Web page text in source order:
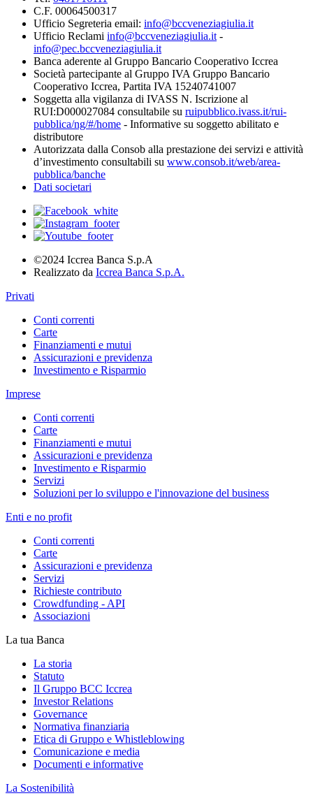
C.F. 00064500317
Ufficio Segreteria email: info@bccveneziagiulia.it
Ufficio Reclami info@bccveneziagiulia.it -
info@pec.bccveneziagiulia.it
Banca aderente al Gruppo Bancario Cooperativo Iccrea
Società partecipante al Gruppo IVA Gruppo Bancario
Cooperativo Iccrea, Partita IVA 15240741007
Soggetta alla vigilanza di IVASS N. Iscrizione al
RUI:D000027084 consultabile su ruipubblico.ivass.it/rui-
pubblica/ng/#/home - Informative su soggetto abilitato e
distributore
Autorizzata dalla Consob alla prestazione dei servizi e attività
d’investimento consultabili su www.consob.it/web/area-
pubblica/banche
Dati societari
©2024 Iccrea Banca S.p.A
Realizzato da Iccrea Banca S.p.A.
Privati
Conti correnti
Carte
Finanziamenti e mutui
Assicurazioni e previdenza
Investimento e Risparmio
Imprese
Conti correnti
Carte
Finanziamenti e mutui
Assicurazioni e previdenza
Investimento e Risparmio
Servizi
Soluzioni per lo sviluppo e l'innovazione del business
Enti e no profit
Conti correnti
Carte
Assicurazioni e previdenza
Servizi
Richieste contributo
Crowdfunding - API
Associazioni
La tua Banca
La storia
Statuto
Il Gruppo BCC Iccrea
Investor Relations
Governance
Normativa finanziaria
Etica di Gruppo e Whistleblowing
Comunicazione e media
Documenti e informative
La Sostenibilità